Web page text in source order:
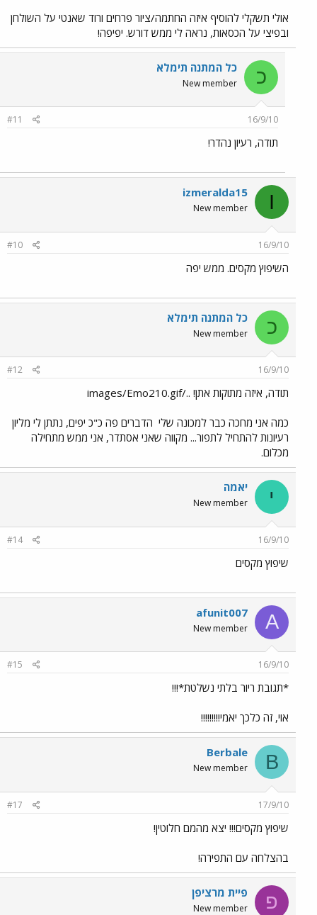
אולי תשקלי להוסיף איזה החתמה/ציור פרחים ורוד שאנטי על השולחן
ובפיצי על הכסאות, נראה לי ממש דורש. יפיפה!
כ כל המתנה תימלא
New member
16/9/10
#11
תודה, רעיון נהדר!
I
izmeralda15
New member
16/9/10
#10
השיפוץ מקסים. ממש יפה
כ כל המתנה תימלא
New member
16/9/10
#12
תודה, איזה מתוקות אתן! ../images/Emo210.gif
כמה אני מחכה כבר למכונה שלי הדברים פה כ"כ יפים, נתתן לי מליון
רעיונות להתחיל לתפור... מקווה שאני אסתדר, אני ממש מתחילה
מכלום.
י יאמה
New member
16/9/10
#14
שיפוץ מקסים
A
afunit007
New member
16/9/10
#15
*תגובת ריור בלתי נשלטת*!!!
אוי, זה כלכך יאמי!!!!!!!!!
B
Berbale
New member
17/9/10
#17
שיפוץ מקסים!!! יצא מהמם חלוטין!
בהצלחה עם התפירה!
פ פיית מרציפן
New member